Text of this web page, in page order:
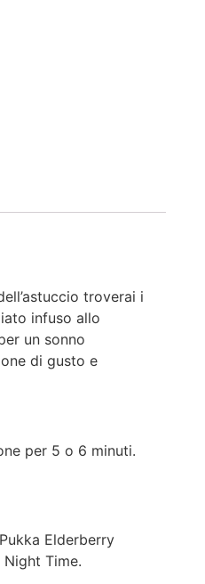
troverai i
infuso allo
un sonno
di gusto e
per 5 o 6 minuti.
Elderberry
Night Time.